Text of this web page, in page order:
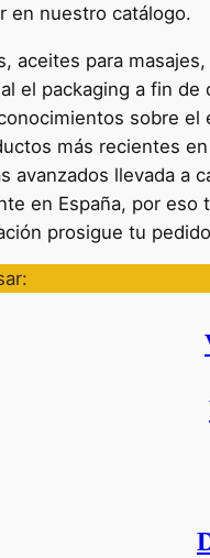
en nuestro catálogo.
aceites para
el packaging a fin
sobre
más recientes
avanzados llevada a
en España, por
prosigue tu